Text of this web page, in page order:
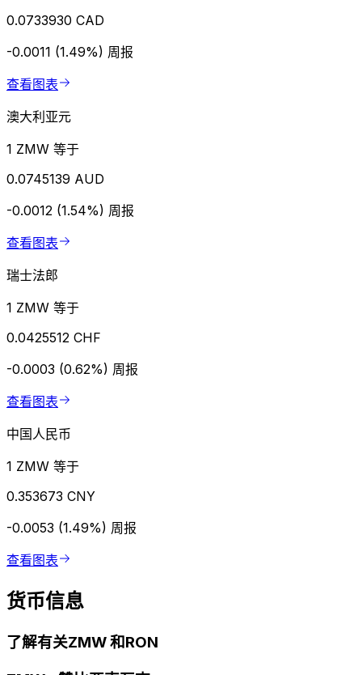
0.0733930 CAD
-0.0011 (1.49%) 周报
查看图表
澳大利亚元
1 ZMW 等于
0.0745139 AUD
-0.0012 (1.54%) 周报
查看图表
瑞士法郎
1 ZMW 等于
0.0425512 CHF
-0.0003 (0.62%) 周报
查看图表
中国人民币
1 ZMW 等于
0.353673 CNY
-0.0053 (1.49%) 周报
查看图表
货币信息
了解有关ZMW 和RON